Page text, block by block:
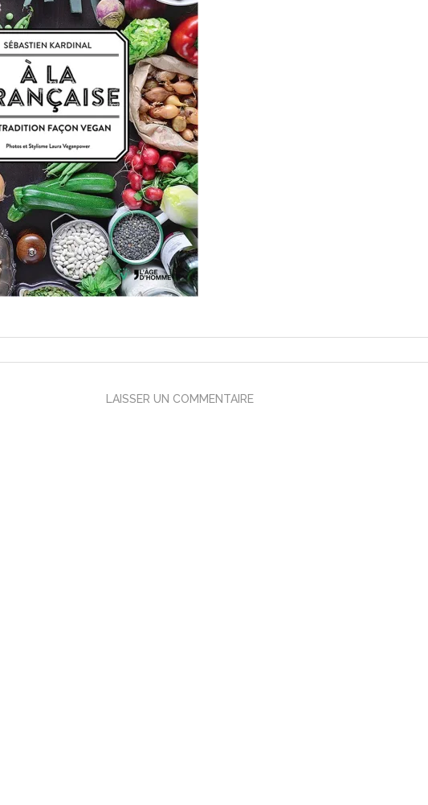
LAISSER UN COMMENTAIRE